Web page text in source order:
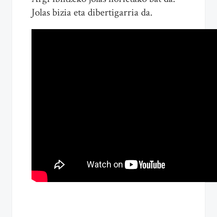
Jolas bizia eta dibertigarria da.